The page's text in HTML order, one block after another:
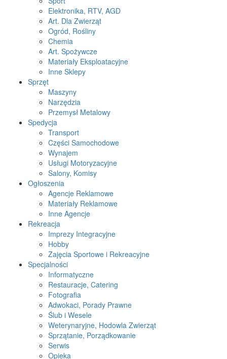
Elektronika, RTV, AGD
Art. Dla Zwierząt
Ogród, Rośliny
Chemia
Art. Spożywcze
Materiały Eksploatacyjne
Inne Sklepy
Sprzęt
Maszyny
Narzędzia
Przemysł Metalowy
Spedycja
Transport
Części Samochodowe
Wynajem
Usługi Motoryzacyjne
Salony, Komisy
Ogłoszenia
Agencje Reklamowe
Materiały Reklamowe
Inne Agencje
Rekreacja
Imprezy Integracyjne
Hobby
Zajęcia Sportowe i Rekreacyjne
Specjalności
Informatyczne
Restauracje, Catering
Fotografia
Adwokaci, Porady Prawne
Ślub i Wesele
Weterynaryjne, Hodowla Zwierząt
Sprzątanie, Porządkowanie
Serwis
Opieka